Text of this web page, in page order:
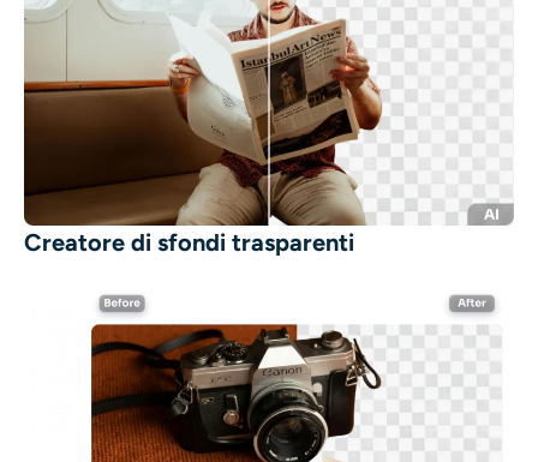
Creatore di sfondi trasparenti